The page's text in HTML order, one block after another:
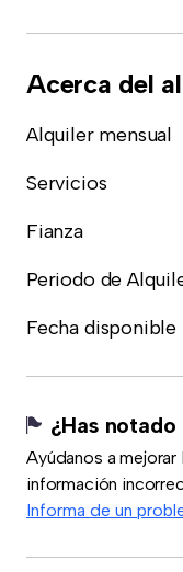
Acerca del
Alquiler mensual
Servicios
Fianza
Periodo de
Fecha disponible
¿Has
Ayúdanos a
información
Informa de un